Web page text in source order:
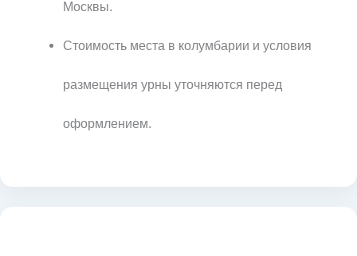
Москвы.
Стоимость места в колумбарии и условия
размещения урны уточняются перед
оформлением.